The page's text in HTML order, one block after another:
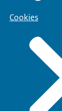
Cookies